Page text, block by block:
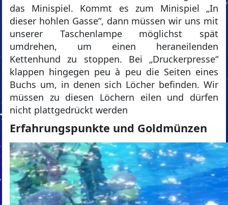
das Minispiel. Kommt es zum Minispiel „In
dieser hohlen Gasse“, dann müssen wir uns mit
unserer Taschenlampe möglichst spät
umdrehen, um einen heraneilenden
Kettenhund zu stoppen. Bei „Druckerpresse“
klappen hingegen peu à peu die Seiten eines
Buchs um, in denen sich Löcher befinden. Wir
müssen zu diesen Löchern eilen und dürfen
nicht plattgedrückt werden
Erfahrungspunkte und Goldmünzen